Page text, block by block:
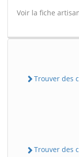
Voir la fiche
Trouver des
Trouver des